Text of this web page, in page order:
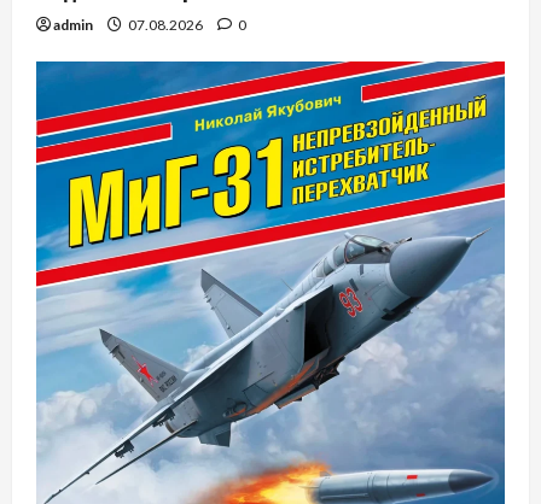
admin 07.08.2026 0